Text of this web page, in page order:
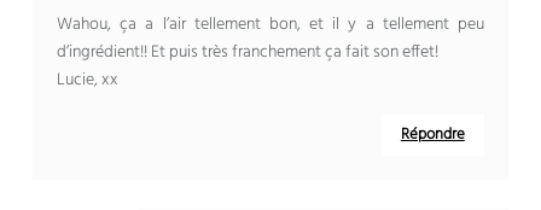
Wahou, ça a l’air tellement bon, et il y a tellement peu
d’ingrédient!! Et puis très franchement ça fait son effet!
Lucie, xx
Répondre